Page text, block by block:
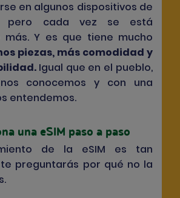
en algunos dispositivos de
pero cada vez se está
más. Y es que tiene mucho
piezas, más comodidad y
. Igual que en el pueblo,
conocemos y con una
entendemos.
una eSIM paso a paso
de la eSIM es tan
preguntarás por qué no la